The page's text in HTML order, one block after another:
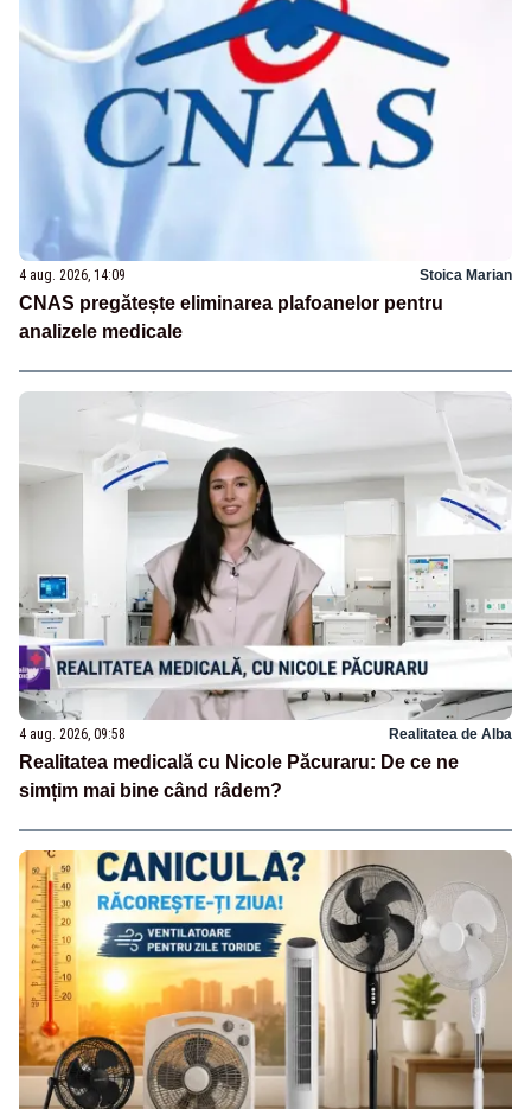
4 aug. 2026, 14:09 Stoica Marian
CNAS pregătește eliminarea plafoanelor pentru
analizele medicale
4 aug. 2026, 09:58 Realitatea de Alba
Realitatea medicală cu Nicole Păcuraru: De ce ne
simțim mai bine când râdem?